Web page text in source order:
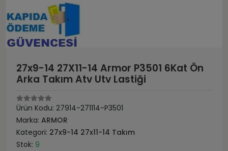
27x9-14 27X11-14 Armor P3501 6Kat Ön
Arka Takım Atv Utv Lastiği
Ürün Kodu: 27914-271114-P3501
Marka: ARMOR
Kategori: 27x9-14 27x11-14 Takım
Stok: 9